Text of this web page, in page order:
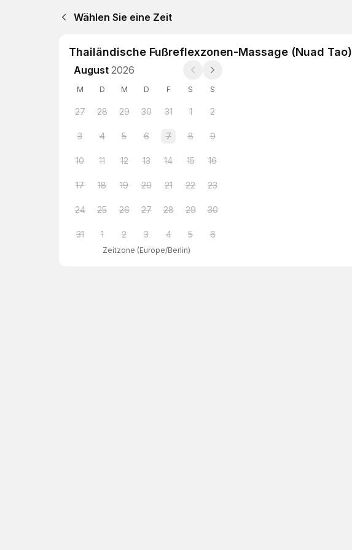
Wählen Sie eine Zeit
Thailändische Fußreflexzonen-Massage (Nuad Tao)
August 2026
M D M D F S S
27 28 29 30 31 1 2
3 4 5 6 7 8 9
10 11 12 13 14 15 16
17 18 19 20 21 22 23
24 25 26 27 28 29 30
31 1 2 3 4 5 6
Zeitzone (Europe/Berlin)